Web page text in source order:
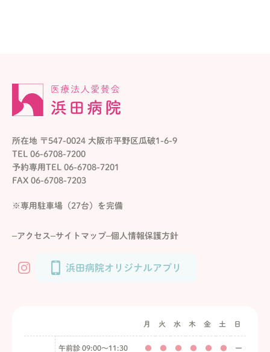
所在地 〒547-0024 大阪市平野区瓜破1-6-9
TEL 06-6708-7200
予約専用TEL 06-6708-7201
FAX 06-6708-7203
※専用駐車場（27台）を完備
アクセス サイトマップ 個人情報保護方針
浜田病院オリジナルアプリ
月 火 水 木 金 土 日
午前診 09:00〜11:30 ● ● ● ● ● ● ー